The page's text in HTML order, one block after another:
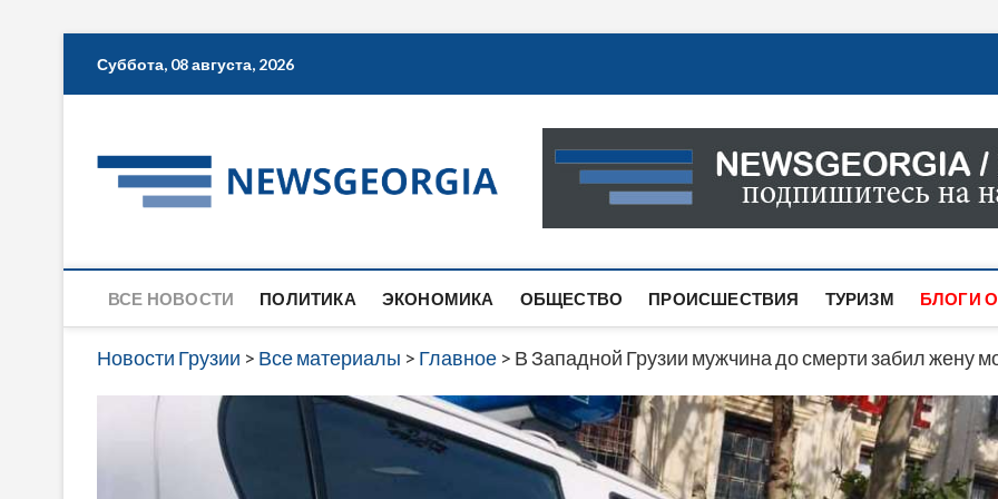
Суббота, 08 августа, 2026
Новости Грузии
САМАЯ АКТУАЛЬНАЯ ИНФОРМАЦИЯ О СОБЫТИЯХ
САЙТЕ ВЫ НАЙДЕТЕ НОВОСТИ ПОЛИТИКИ,
ВСЕ НОВОСТИ ПОЛИТИКА ЭКОНОМИКА ОБЩЕСТВО ПРОИСШЕСТВИЯ ТУРИЗМ БЛОГИ
Новости Грузии > Все материалы > Главное > В Западной Грузии мужчина до смерти забил жену